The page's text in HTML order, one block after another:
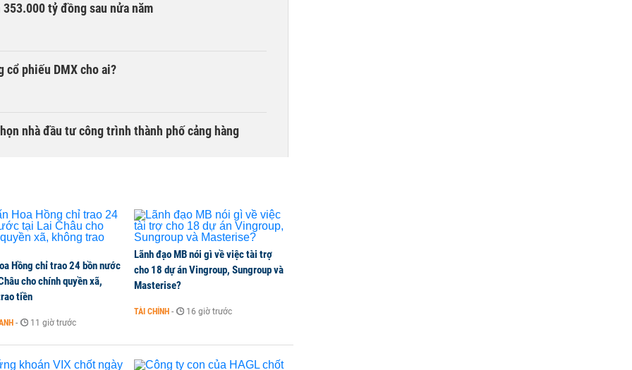
tỷ đồng sau nửa năm
cổ phiếu DMX cho ai?
nhà đầu tư công trình thành phố cảng hàng
ai đã mua vào?
lao động công trình đóng BHXH bắt buộc
Khoa bị khởi tố
Hồng chỉ trao 24 bồn nước
cho chính quyền xã,
tiền
- 11 giờ trước
Lãnh đạo MB nói gì về việc tài trợ
cho 18 dự án Vingroup, Sungroup và
Masterise?
TÀI CHÍNH - 16 giờ trước